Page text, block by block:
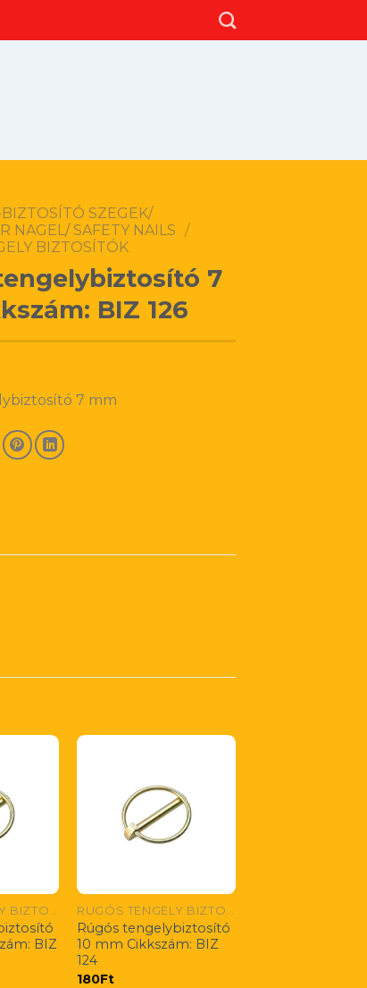
SZEGEK/
NAGEL/ SAFETY NAILS /
BIZTOSÍTÓK
7
BIZ 126
7 mm
BIZ
Rúgós tengelybiztosító
10 mm Cikkszám: BIZ
124
180Ft